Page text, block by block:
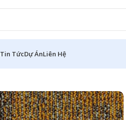
Tin TứcDự ÁnLiên Hệ